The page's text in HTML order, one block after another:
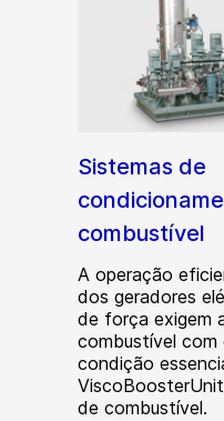
Sistemas de
combustível
A operação
dos geradores
de força exigem
combustível com
condição
de combustível.